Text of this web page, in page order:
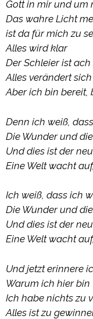
Gott in mir und um
Das wahre Licht
ist da für mich zu
Alles wird klar
Der Schleier ist
Alles verändert sich
Aber ich bin bereit,
Denn ich weiß,
Die Wunder und
Und dies ist der
Eine Welt wacht
Ich weiß, dass ich
Die Wunder und
Und dies ist der
Eine Welt wacht
Und jetzt erinnere
Warum ich hier bin
Ich habe nichts zu
Alles ist zu